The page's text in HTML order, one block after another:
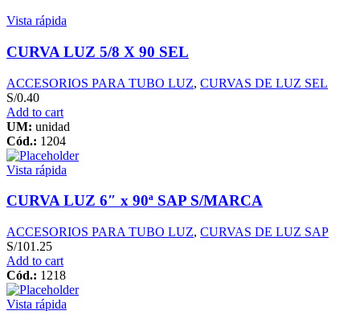
Vista rápida
CURVA LUZ 5/8 X 90 SEL
ACCESORIOS PARA TUBO LUZ, CURVAS DE LUZ SEL
S/0.40
Add to cart
UM: unidad
Cód.: 1204
Vista rápida
CURVA LUZ 6″ x 90ª SAP S/MARCA
ACCESORIOS PARA TUBO LUZ, CURVAS DE LUZ SAP
S/101.25
Add to cart
Cód.: 1218
Vista rápida